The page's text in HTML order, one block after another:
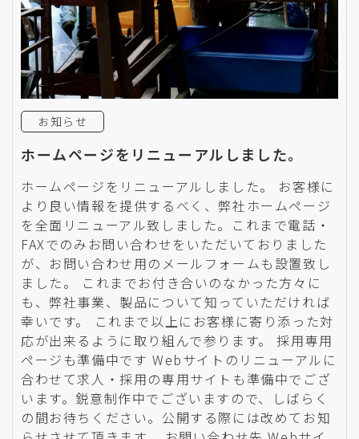
お知らせ
ホームページをリニューアルしました。
ホームページをリニューアルしました。 お客様に
より良い情報を提供するべく、弊社ホームページ
を全面リニューアル致しました。これまで電話・
FAXでのみお問い合わせをいただいておりました
が、お問い合わせ用のメールフォームも設置致し
ました。 これまでお付き合いのなかった方々に
も、弊社事業、製品について知っていただければ
幸いです。 これまで以上にお客様に寄り添った対
応が出来るように取り組んで参ります。 採用専用
ページも準備中です Webサイトのリニューアルに
合わせて求人・採用の専用サイトも準備中でござ
います。鋭意制作中でございますので、しばらく
の間お待ちください。公開する際には改めてお知